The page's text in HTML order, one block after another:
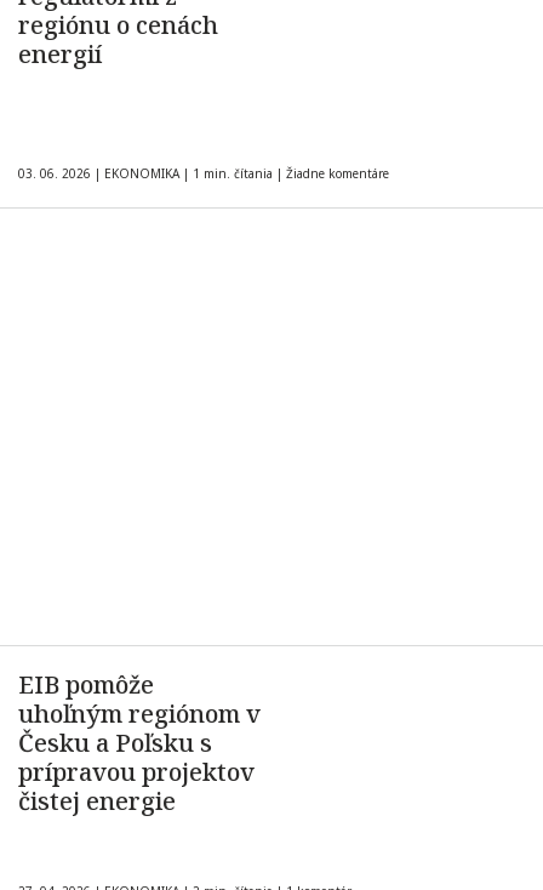
regiónu o cenách
energií
03. 06. 2026 | EKONOMIKA | 1 min. čítania | Žiadne komentáre
EIB pomôže
uhoľným regiónom v
Česku a Poľsku s
prípravou projektov
čistej energie